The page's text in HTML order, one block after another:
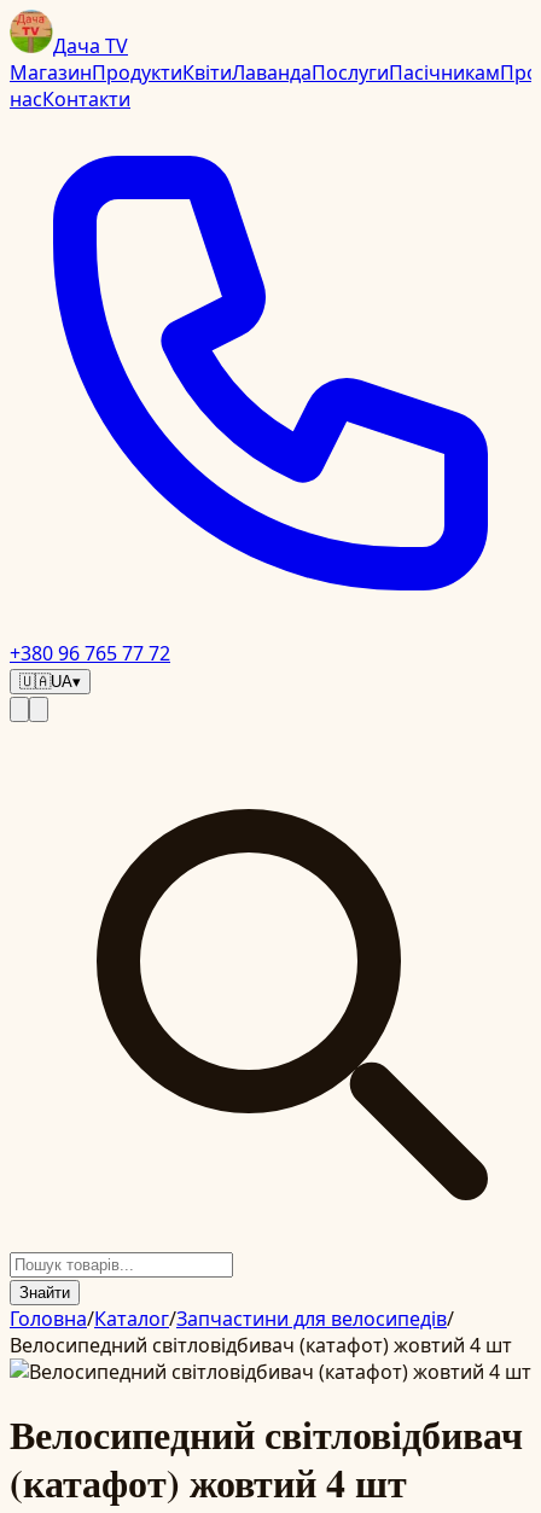
Дача TV
МагазинПродуктиКвітиЛавандаПослугиПасічникамПро
насКонтакти
+380 96 765 77 72
🇺🇦UA▾
Знайти
Головна/Каталог/Запчастини для велосипедів/
Велосипедний світловідбивач (катафот) жовтий 4 шт
Велосипедний світловідбивач
(катафот) жовтий 4 шт